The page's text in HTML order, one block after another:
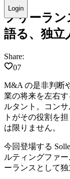
Login
フリーラ
語る、独立
Share:
07
M&A の是非判断
業の将来を左右
ルタント。コン
トがその役割を
は限りません。
今回登場する
ルティングファ
ーランスとして